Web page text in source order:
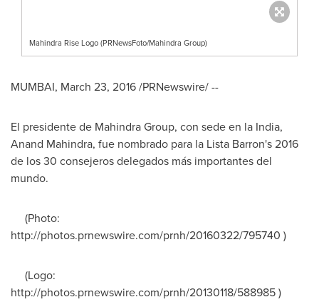
Mahindra Rise Logo (PRNewsFoto/Mahindra Group)
MUMBAI, March 23, 2016/PRNewswire/ --
El presidente de Mahindra Group, con sede en la India,
Anand Mahindra, fue nombrado para la Lista Barron's2016
de los 30 consejeros delegados más importantes del
mundo.
(Photo:
http://photos.prnewswire.com/prnh/20160322/795740 )
(Logo:
http://photos.prnewswire.com/prnh/20130118/588985 )